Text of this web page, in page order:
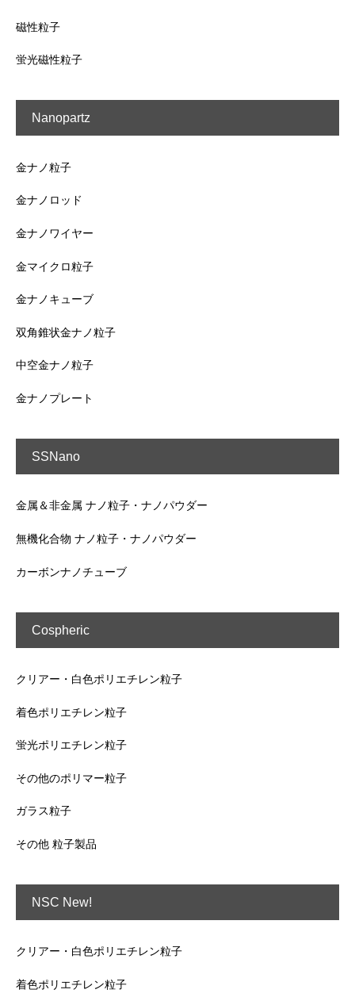
磁性粒子
蛍光磁性粒子
Nanopartz
金ナノ粒子
金ナノロッド
金ナノワイヤー
金マイクロ粒子
金ナノキューブ
双角錐状金ナノ粒子
中空金ナノ粒子
金ナノプレート
SSNano
金属＆非金属 ナノ粒子・ナノパウダー
無機化合物 ナノ粒子・ナノパウダー
カーボンナノチューブ
Cospheric
クリアー・白色ポリエチレン粒子
着色ポリエチレン粒子
蛍光ポリエチレン粒子
その他のポリマー粒子
ガラス粒子
その他 粒子製品
NSC New!
クリアー・白色ポリエチレン粒子
着色ポリエチレン粒子